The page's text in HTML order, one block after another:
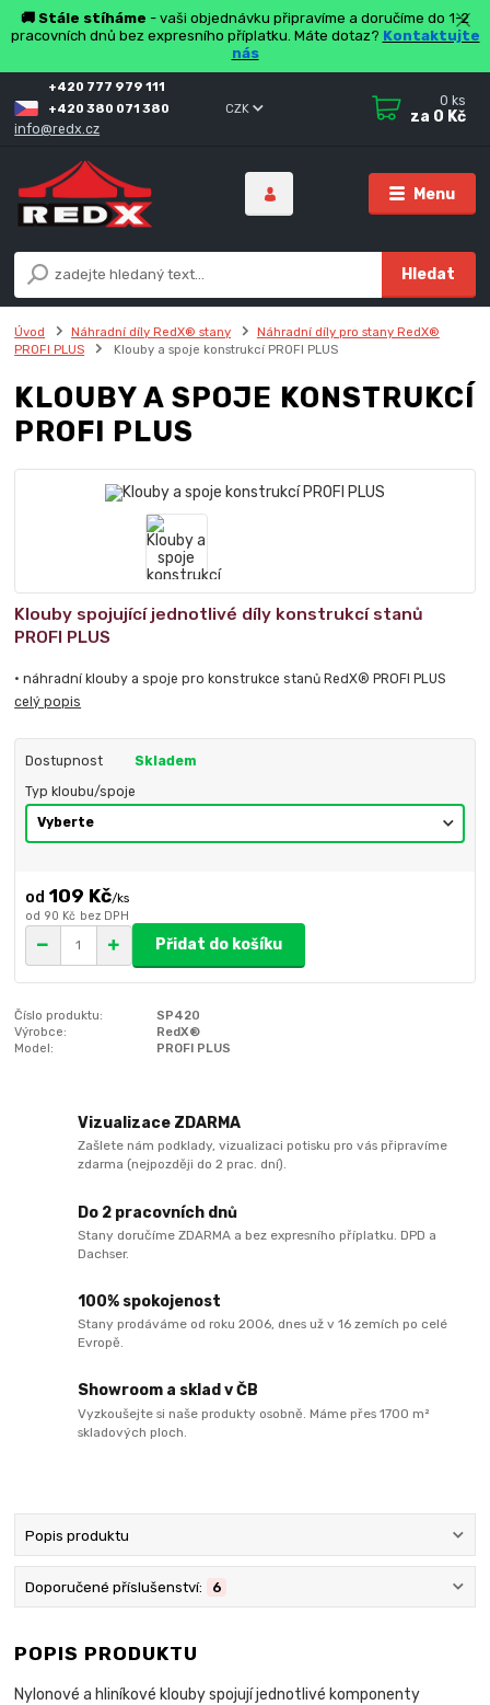
🚚 Stále stíháme - vaši objednávku připravíme a doručíme do 1-2
pracovních dnů bez expresního příplatku. Máte dotaz? Kontaktujte
nás
Menu
CZK
Hledat
+420 777 979 111
+420 380 071 380
info@redx.cz
0 ks
za 0 Kč
Úvod Náhradní díly RedX® stany
Náhradní díly pro stany RedX®
PROFI PLUS
Klouby a spoje konstrukcí PROFI PLUS
KLOUBY A SPOJE KONSTRUKCÍ
PROFI PLUS
Klouby spojující jednotlivé díly konstrukcí stanů
PROFI PLUS
• náhradní klouby a spoje pro konstrukce stanů RedX® PROFI PLUS
celý popis
Dostupnost Skladem
Typ kloubu/spoje
109 Kč/ks
od 90 Kč bez DPH
Přidat do košíku
Číslo produktu:
SP420
Výrobce:
RedX®
Model:
PROFI PLUS
Vizualizace ZDARMA
Zašlete nám podklady, vizualizaci potisku pro vás připravíme
zdarma (nejpozději do 2 prac. dní).
Do 2 pracovních dnů
Stany doručíme ZDARMA a bez expresního příplatku. DPD a
Dachser.
100% spokojenost
Stany prodáváme od roku 2006, dnes už v 16 zemích po celé
Evropě.
Showroom a sklad v ČB
Vyzkoušejte si naše produkty osobně. Máme přes 1700 m²
skladových ploch.
Popis produktu
Doporučené příslušenství: 6
POPIS PRODUKTU
Nylonové a hliníkové klouby spojují jednotlivé komponenty